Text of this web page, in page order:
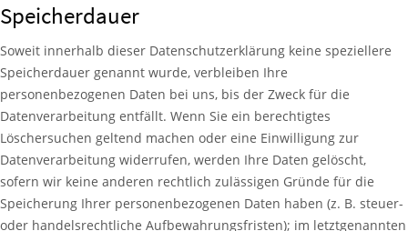
Speicherdauer
Soweit innerhalb dieser Datenschutzerklärung keine speziellere
Speicherdauer genannt wurde, verbleiben Ihre
personenbezogenen Daten bei uns, bis der Zweck für die
Datenverarbeitung entfällt. Wenn Sie ein berechtigtes
Löschersuchen geltend machen oder eine Einwilligung zur
Datenverarbeitung widerrufen, werden Ihre Daten gelöscht,
sofern wir keine anderen rechtlich zulässigen Gründe für die
Speicherung Ihrer personenbezogenen Daten haben (z. B. steuer-
oder handelsrechtliche Aufbewahrungsfristen); im letztgenannten